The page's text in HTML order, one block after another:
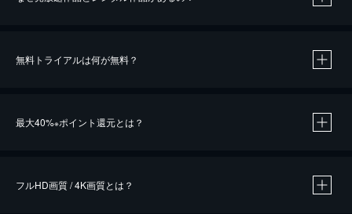
無料トライアルは何が無料？
最大40%※ポイント還元とは？
フルHD画質 / 4K画質とは？